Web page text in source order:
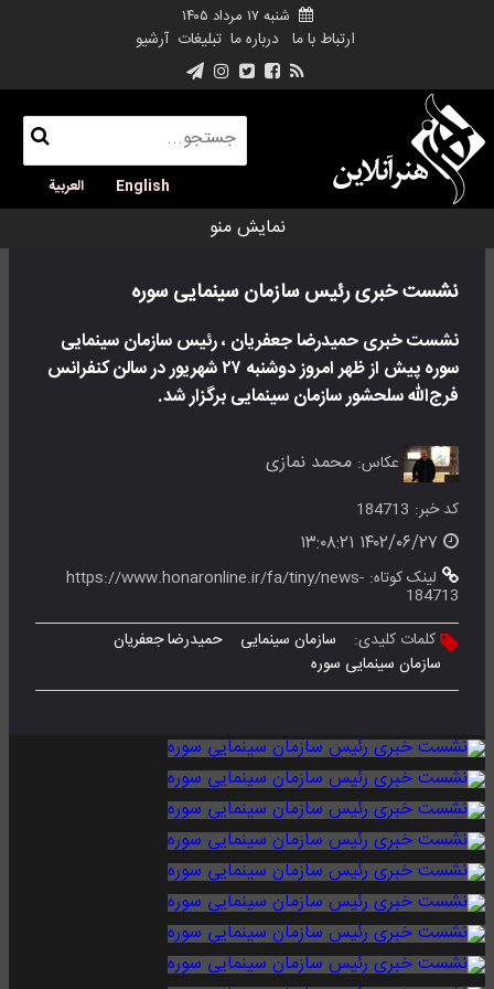
شنبه ۱۷ مرداد ۱۴۰۵
ارتباط با ما درباره ما تبلیغات آرشیو
English العربية
نمایش منو
نشست خبری رئیس سازمان سینمایی سوره
نشست خبری حمیدرضا جعفریان ، رئیس سازمان سینمایی
سوره پیش از ظهر امروز دوشنبه ۲۷ شهریور در سالن کنفرانس
فرج‌الله سلحشور سازمان سینمایی برگزار شد.
عکاس: محمد نمازی
کد خبر: 184713
لینک کوتاه: https://www.honaronline.ir/fa/tiny/news-
184713
کلمات کلیدی:
سازمان سینمایی
حمیدرضا جعفریان
سازمان سینمایی سوره